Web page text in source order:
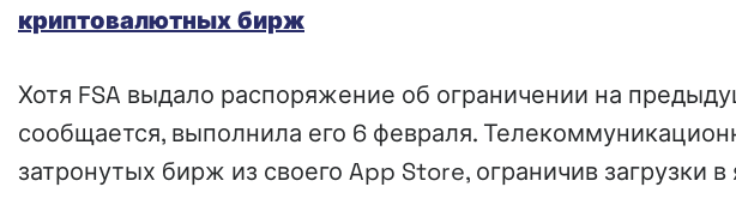
криптовалютных бирж
Хотя FSA выдало распоряжение об ограничении на
сообщается, выполнила его 6 февраля.
затронутых бирж из своего App Store, ограничив загрузки